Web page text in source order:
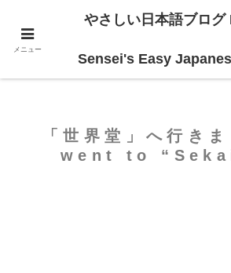
For Beginners
「世界堂」へ行き
went to
メニュー
やさしい日本語ブログ
Sensei's Easy